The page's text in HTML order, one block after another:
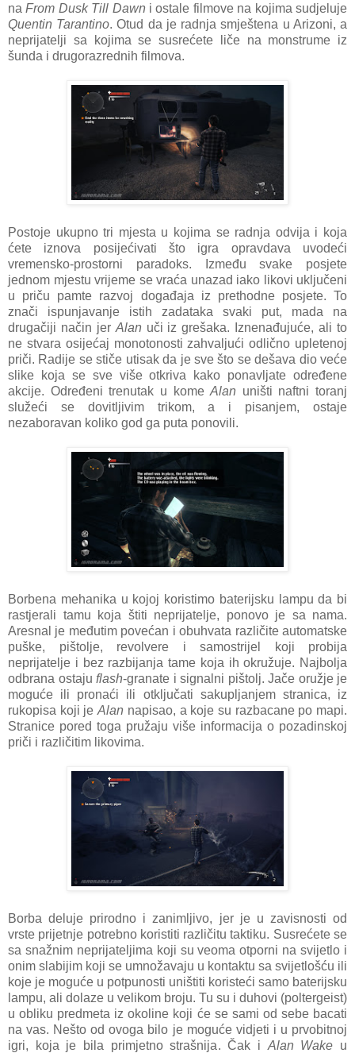
naFrom Dusk Till Dawn i ostale filmove na kojima sudjeluje
Quentin Tarantino. Otud da je radnja smještena u Arizoni, a
neprijatelji sa kojima se susrećete liče na monstrume iz
šunda i drugorazrednih filmova.
Postoje ukupno tri mjesta u kojima se radnja odvija i koja
ćete iznova posijećivati što igra opravdava uvodeći
vremensko-prostorni paradoks. Između svake posjete
jednom mjestu vrijeme se vraća unazad iako likovi uključeni
u priču pamte razvoj događaja iz prethodne posjete. To
znači ispunjavanje istih zadataka svaki put, mada na
drugačiji način jer Alan uči iz grešaka. Iznenađujuće, ali to
ne stvara osijećaj monotonosti zahvaljući odlično upletenoj
priči. Radije se stiče utisak da je sve što se dešava dio veće
slike koja se sve više otkriva kako ponavljate određene
akcije. Određeni trenutak u komeAlan uništi naftni toranj
služeći se dovitljivim trikom, a i pisanjem, ostaje
nezaboravan koliko god ga puta ponovili.
Borbena mehanika u kojoj koristimo baterijsku lampu da bi
rastjerali tamu koja štiti neprijatelje, ponovo je sa nama.
Aresnal je međutim povećan i obuhvata različite automatske
puške, pištolje, revolvere i samostrijel koji probija
neprijatelje i bez razbijanja tame koja ih okružuje. Najbolja
odbrana ostaju flash-granate i signalni pištolj. Jače oružje je
moguće ili pronaći ili otključati sakupljanjem stranica, iz
rukopisa koji jeAlan napisao, a koje su razbacane po mapi.
Stranice pored toga pružaju više informacija o pozadinskoj
priči i različitim likovima.
Borba deluje prirodno i zanimljivo, jer je u zavisnosti od
vrste prijetnje potrebno koristiti različitu taktiku. Susrećete se
sa snažnim neprijateljima koji su veoma otporni na svijetlo i
onim slabijim koji se umnožavaju u kontaktu sa svijetlošću ili
koje je moguće u potpunosti uništiti koristeći samo baterijsku
lampu, ali dolaze u velikom broju. Tu su i duhovi (poltergeist)
u obliku predmeta iz okoline koji će se sami od sebe bacati
na vas. Nešto od ovoga bilo je moguće vidjeti i u prvobitnoj
igri, koja je bila primjetno strašnija. Čak i Alan Wake u